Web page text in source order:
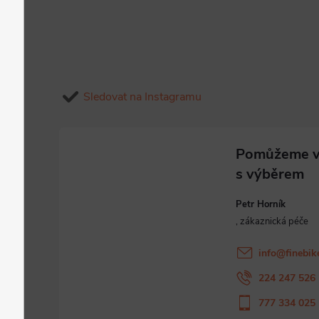
Sledovat na Instagramu
Petr Horník
info@
224 247 526
777 334 025